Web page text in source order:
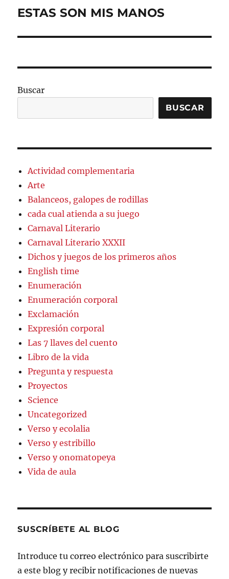
Entrada
ESTAS SON MIS MANOS
Buscar
BUSCAR
Actividad complementaria
Arte
Balanceos, galopes de rodillas
cada cual atienda a su juego
Carnaval Literario
Carnaval Literario XXXII
Dichos y juegos de los primeros años
English time
Enumeración
Enumeración corporal
Exclamación
Expresión corporal
Las 7 llaves del cuento
Libro de la vida
Pregunta y respuesta
Proyectos
Science
Uncategorized
Verso y ecolalia
Verso y estribillo
Verso y onomatopeya
Vida de aula
SUSCRÍBETE AL BLOG
Introduce tu correo electrónico para suscribirte
a este blog y recibir notificaciones de nuevas